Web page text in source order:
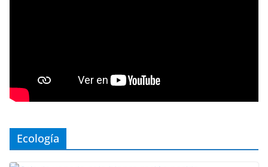
Ecología